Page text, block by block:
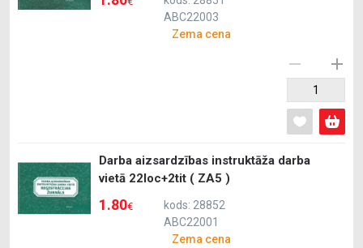
ABC22003
Zema cena
Darba aizsardzības instruktāža darba
vietā 22loc+2tit ( ZA5 )
1.80€
kods: 28852
ABC22001
Zema cena